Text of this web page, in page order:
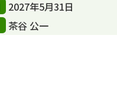
2027年5月31日
茶谷 公一